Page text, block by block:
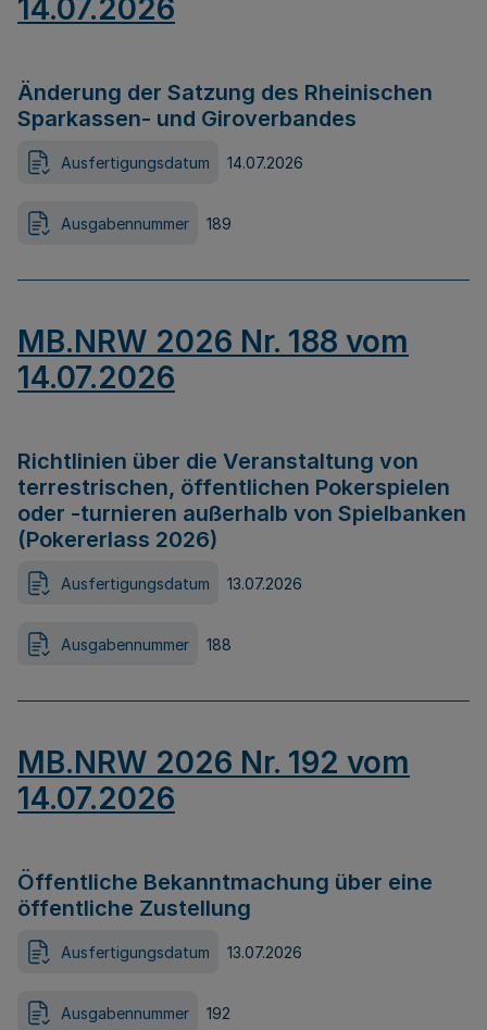
14.07.2026
Änderung der Satzung des Rheinischen
Sparkassen- und Giroverbandes
Ausfertigungsdatum 14.07.2026
Ausgabennummer 189
MB.NRW 2026 Nr. 188 vom
14.07.2026
Richtlinien über die Veranstaltung von
terrestrischen, öffentlichen Pokerspielen
oder -turnieren außerhalb von Spielbanken
(Pokererlass 2026)
Ausfertigungsdatum 13.07.2026
Ausgabennummer 188
MB.NRW 2026 Nr. 192 vom
14.07.2026
Öffentliche Bekanntmachung über eine
öffentliche Zustellung
Ausfertigungsdatum 13.07.2026
Ausgabennummer 192